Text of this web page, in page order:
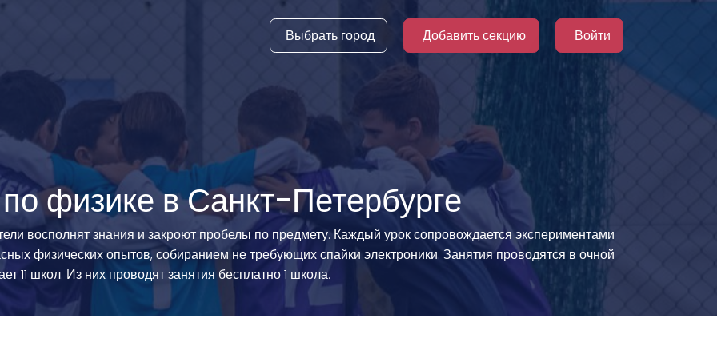
виды
спорт
спорта
и
Выбрать город Добавить секцию Войти
физике в Санкт-Петербурге
восполнят знания и закроют пробелы по предмету. Каждый урок сопровождается экспериментами
физических опытов, собиранием не требующих спайки электроники. Занятия проводятся в очной
11 школ. Из них проводят занятия бесплатно 1 школа.